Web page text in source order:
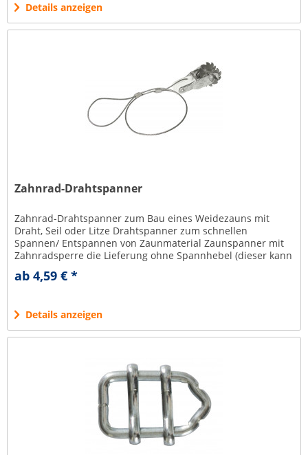
Details anzeigen
Zahnrad-Drahtspanner
Zahnrad-Drahtspanner zum Bau eines Weidezauns mit
Draht, Seil oder Litze Drahtspanner zum schnellen
Spannen/ Entspannen von Zaunmaterial Zaunspanner mit
Zahnradsperre die Lieferung ohne Spannhebel (dieser kann
separat bestellt werden,...
ab 4,59 € *
Details anzeigen